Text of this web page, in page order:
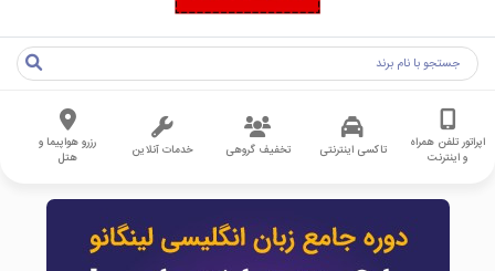
اپراتور تلفن همراه
و اینترنت
تاکسی اینترنتی تخفیف گروهی خدمات آنلاین
رزرو هواپیما و
هتل